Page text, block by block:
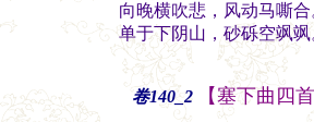
向晚横吹悲，风动马嘶
单于下阴山，砂砾空飒
卷140_2 【塞下曲四